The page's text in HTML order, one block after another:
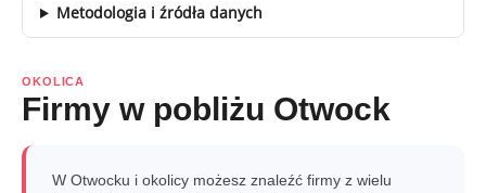
Metodologia i źródła danych
OKOLICA
Firmy w pobliżu Otwock
W Otwocku i okolicy możesz znaleźć firmy z wielu